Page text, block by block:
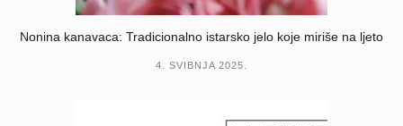
Nonina kanavaca: Tradicionalno istarsko jelo koje miriše na ljeto
4. SVIBNJA 2025.